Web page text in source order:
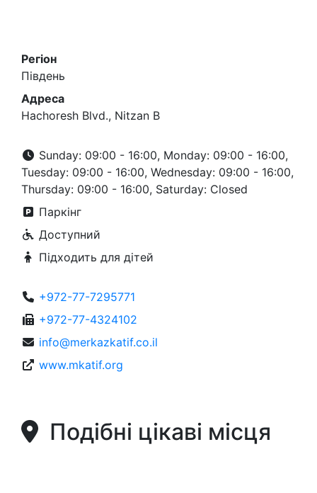
Регіон
Південь
Адреса
Hachoresh Blvd., Nitzan B
Sunday: 09:00 - 16:00, Monday: 09:00 - 16:00,
Tuesday: 09:00 - 16:00, Wednesday: 09:00 - 16:00,
Thursday: 09:00 - 16:00, Saturday: Closed
Паркінг
Доступний
Підходить для дітей
+972-77-7295771
+972-77-4324102
info@merkazkatif.co.il
www.mkatif.org
Подібні цікаві місця